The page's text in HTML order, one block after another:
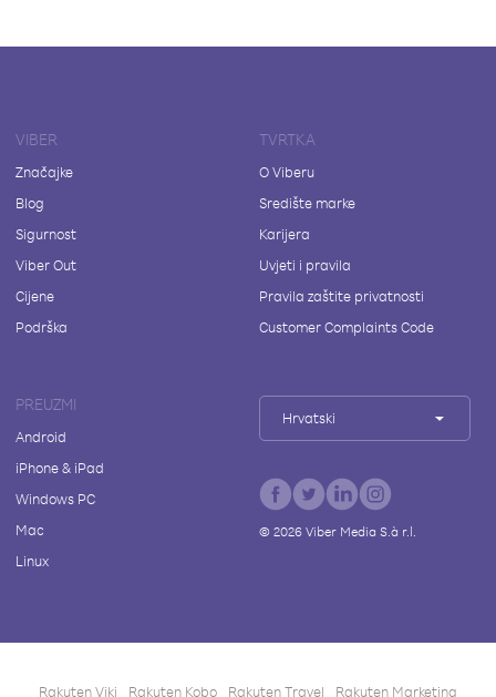
VIBER
Značajke
Blog
Sigurnost
Viber Out
Cijene
Podrška
TVRTKA
O Viberu
Središte marke
Karijera
Uvjeti i pravila
Pravila zaštite privatnosti
Customer Complaints Code
PREUZMI
Android
iPhone & iPad
Windows PC
Mac
Linux
Hrvatski
© 2026Viber Media S.à r.l.
Rakuten Viki Rakuten Kobo Rakuten Travel Rakuten Marketing